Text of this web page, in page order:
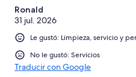
Ronald
31 jul. 2026
Le gustó: Limpieza, servicio y
No le gustó: Servicios
Traducir con Google